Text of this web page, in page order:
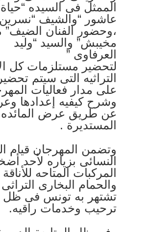
الممثل فى السيده “حياة
عاشور “والشيف
،وحضور الفنان
مخيبش” والسيد “وليد
العرفاوى ”
لتحضير مستلزمات كل
التراثيه التى سيتم
على مدار فعاليات
وشرح كيفيه إعدادها
عن طريق عرض المائده
المستديرة .
وتضمن المهرجان قيام
النسائى بزياره لأحد
المركبات المتاحه للأناقة
والحمام البخارى
تشتهر به تونس فى ظل
ترحيب وخدمات راقيه.